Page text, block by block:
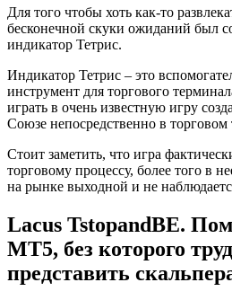
Для того чтобы хоть как-то
бесконечной скуки ожиданий был
индикатор Тетрис.
Индикатор Тетрис – это
инструмент для торгового
играть в очень известную игру
Союзе непосредственно в
Стоит заметить, что игра
торговому процессу, более того в
на рынке выходной и не
Lacus TstopandBE.
МТ5, без которого
представить